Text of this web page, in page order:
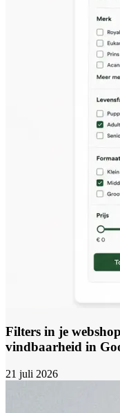
Filters in je
vindbaarheid in
21 juli 2026